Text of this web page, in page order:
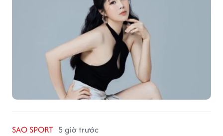
SAO SPORT 5 giờ trước